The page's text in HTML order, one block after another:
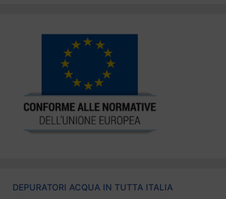
DEPURATORI ACQUA IN TUTTA ITALIA